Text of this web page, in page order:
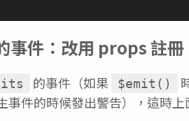
事件：改用 props 註冊
的事件（如果 $emit()
事件的時候發出警告），這時